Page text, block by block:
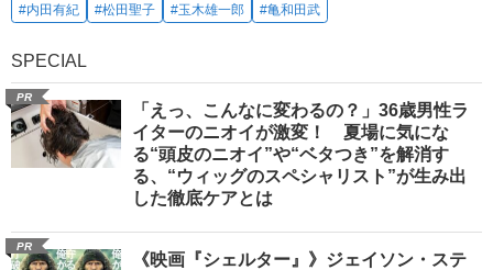
#内田有紀
#松田聖子 #玉木雄一郎 #亀和田武
SPECIAL
PR
「えっ、こんなに変わるの？」36歳男性ラ
イターのニオイが激変！ 夏場に気にな
る“頭皮のニオイ”や“ベタつき”を解消す
る、“ウィッグのスペシャリスト”が生み出
した徹底ケアとは
PR
《映画『シェルター』》ジェイソン・ステ